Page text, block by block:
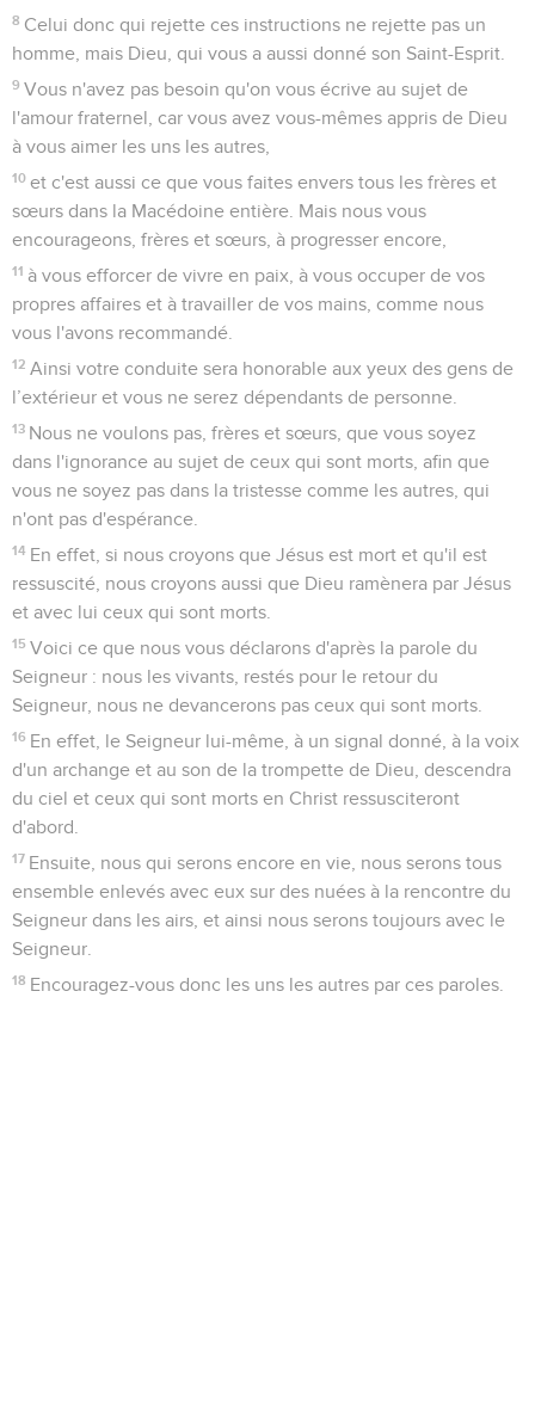
8 Celui donc qui rejette ces instructions ne rejette pas un
homme, mais Dieu, qui vous a aussi donné son Saint-Esprit.
9 Vous n'avez pas besoin qu'on vous écrive au sujet de
l'amour fraternel, car vous avez vous-mêmes appris de Dieu
à vous aimer les uns les autres,
10 et c'est aussi ce que vous faites envers tous les frères et
sœurs dans la Macédoine entière. Mais nous vous
encourageons, frères et sœurs, à progresser encore,
11 à vous efforcer de vivre en paix, à vous occuper de vos
propres affaires et à travailler de vos mains, comme nous
vous l'avons recommandé.
12 Ainsi votre conduite sera honorable aux yeux des gens de
l’extérieur et vous ne serez dépendants de personne.
13 Nous ne voulons pas, frères et sœurs, que vous soyez
dans l'ignorance au sujet de ceux qui sont morts, afin que
vous ne soyez pas dans la tristesse comme les autres, qui
n'ont pas d'espérance.
14 En effet, si nous croyons que Jésus est mort et qu'il est
ressuscité, nous croyons aussi que Dieu ramènera par Jésus
et avec lui ceux qui sont morts.
15 Voici ce que nous vous déclarons d'après la parole du
Seigneur : nous les vivants, restés pour le retour du
Seigneur, nous ne devancerons pas ceux qui sont morts.
16 En effet, le Seigneur lui-même, à un signal donné, à la voix
d'un archange et au son de la trompette de Dieu, descendra
du ciel et ceux qui sont morts en Christ ressusciteront
d'abord.
17 Ensuite, nous qui serons encore en vie, nous serons tous
ensemble enlevés avec eux sur des nuées à la rencontre du
Seigneur dans les airs, et ainsi nous serons toujours avec le
Seigneur.
18 Encouragez-vous donc les uns les autres par ces paroles.